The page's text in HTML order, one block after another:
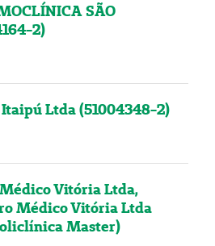
SÃO
2)
Ltda (51004348-2)
Vitória Ltda,
Médico Vitória Ltda
Master)